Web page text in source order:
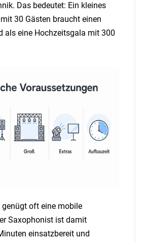
Das bedeutet: Ein kleines
30 Gästen braucht einen
als eine Hochzeitsgala mit 300
genügt oft eine mobile
Saxophonist ist damit
einsatzbereit und